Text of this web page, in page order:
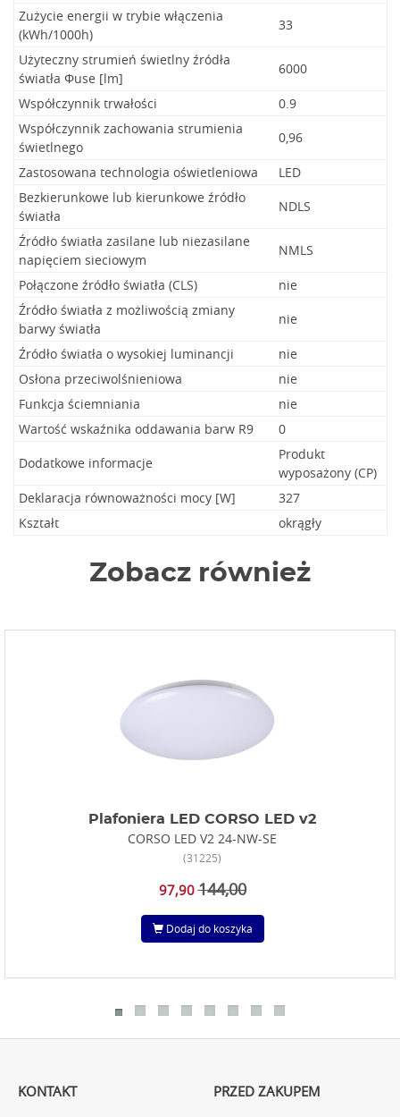
Zużycie energii w trybie włączenia
(kWh/1000h)
33
Użyteczny strumień świetlny źródła
światła Φuse [lm]
6000
Współczynnik trwałości
0.9
Współczynnik zachowania strumienia
świetlnego
0,96
Zastosowana technologia oświetleniowa
LED
Bezkierunkowe lub kierunkowe źródło
światła
NDLS
Źródło światła zasilane lub niezasilane
napięciem sieciowym
NMLS
Połączone źródło światła (CLS)
nie
Źródło światła z możliwością zmiany
barwy światła
nie
Źródło światła o wysokiej luminancji
nie
Osłona przeciwolśnieniowa
nie
Funkcja ściemniania
nie
Wartość wskaźnika oddawania barw R9
0
Dodatkowe informacje
Produkt
wyposażony (CP)
Deklaracja równoważności mocy [W]
327
Kształt
okrągły
Zobacz również
Plafoniera LED CORSO LED v2
CORSO LED V2 24-NW-SE
(31225)
97,90 144,00
Dodaj do koszyka
KONTAKT PRZED ZAKUPEM